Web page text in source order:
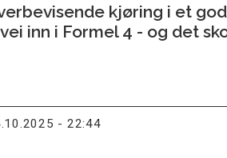
kjøring i et
inn i Formel 4 - og det
- 22:44